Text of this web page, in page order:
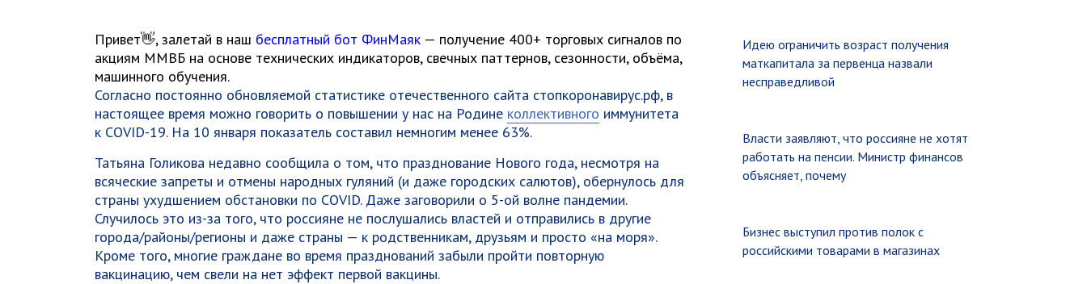
Привет👋, залетай в наш бесплатный бот ФинМаяк — получение 400+ торговых сигналов по
акциям ММВБ на основе технических индикаторов, свечных паттернов, сезонности, объёма,
машинного обучения.
Согласно постоянно обновляемой статистике отечественного сайта стопкоронавирус.рф, в
настоящее время можно говорить о повышении у нас на Родине коллективного иммунитета
к COVID-19. На 10 января показатель составил немногим менее 63%.
Татьяна Голикова недавно сообщила о том, что празднование Нового года, несмотря на
всяческие запреты и отмены народных гуляний (и даже городских салютов), обернулось для
страны ухудшением обстановки по COVID. Даже заговорили о 5-ой волне пандемии.
Случилось это из-за того, что россияне не послушались властей и отправились в другие
города/районы/регионы и даже страны — к родственникам, друзьям и просто «на моря».
Кроме того, многие граждане во время празднований забыли пройти повторную
вакцинацию, чем свели на нет эффект первой вакцины.
Идею ограничить возраст получения
маткапитала за первенца назвали
несправедливой
Власти заявляют, что россияне не хотят
работать на пенсии. Министр финансов
объясняет, почему
Бизнес выступил против полок с
российскими товарами в магазинах